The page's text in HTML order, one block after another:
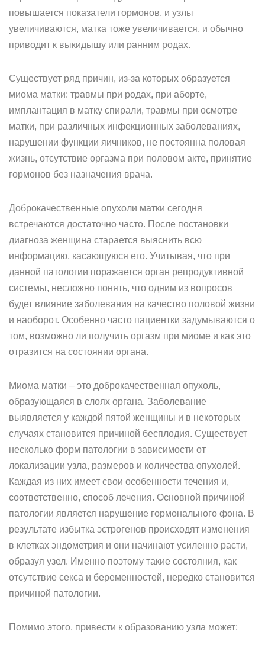
повышается показатели гормонов, и узлы
увеличиваются, матка тоже увеличивается, и обычно
приводит к выкидышу или ранним родах.
Существует ряд причин, из-за которых образуется
миома матки: травмы при родах, при аборте,
имплантация в матку спирали, травмы при осмотре
матки, при различных инфекционных заболеваниях,
нарушении функции яичников, не постоянна половая
жизнь, отсутствие оргазма при половом акте, принятие
гормонов без назначения врача.
Доброкачественные опухоли матки сегодня
встречаются достаточно часто. После постановки
диагноза женщина старается выяснить всю
информацию, касающуюся его. Учитывая, что при
данной патологии поражается орган репродуктивной
системы, несложно понять, что одним из вопросов
будет влияние заболевания на качество половой жизни
и наоборот. Особенно часто пациентки задумываются о
том, возможно ли получить оргазм при миоме и как это
отразится на состоянии органа.
Миома матки – это доброкачественная опухоль,
образующаяся в слоях органа. Заболевание
выявляется у каждой пятой женщины и в некоторых
случаях становится причиной бесплодия. Существует
несколько форм патологии в зависимости от
локализации узла, размеров и количества опухолей.
Каждая из них имеет свои особенности течения и,
соответственно, способ лечения. Основной причиной
патологии является нарушение гормонального фона. В
результате избытка эстрогенов происходят изменения
в клетках эндометрия и они начинают усиленно расти,
образуя узел. Именно поэтому такие состояния, как
отсутствие секса и беременностей, нередко становится
причиной патологии.
Помимо этого, привести к образованию узла может: